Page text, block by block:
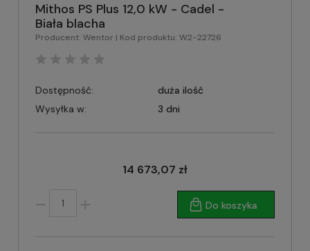
Mithos PS Plus 12,0 kW - Cadel -
Biała blacha
Producent: Wentor | Kod produktu: W2-22726
Dostępność:
duża ilość
Wysyłka w:
3 dni
14 673,07 zł
Do koszyka